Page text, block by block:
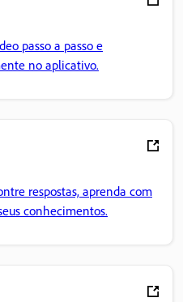
passo a passo e
no aplicativo.
respostas, aprenda com
conhecimentos.